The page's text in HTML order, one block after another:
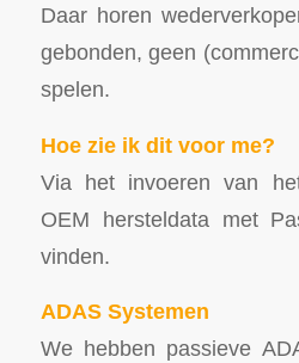
Daar horen
gebonden, geen
spelen.
Hoe zie ik dit voor me?
Via het invoeren van
OEM hersteldata met
vinden.
ADAS Systemen
We hebben passieve